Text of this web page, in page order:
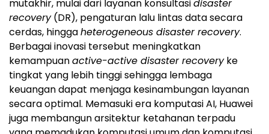
mutakhir, mulai dari layanan konsultasidisaster
recovery(DR), pengaturan lalu lintas data secara
cerdas, hinggaheterogeneous disaster recovery.
Berbagai inovasi tersebut meningkatkan
kemampuanactive-active disaster recoveryke
tingkat yang lebih tinggi sehingga lembaga
keuangan dapat menjaga kesinambungan layanan
secara optimal. Memasuki era komputasi AI, Huawei
juga membangun arsitektur ketahanan terpadu